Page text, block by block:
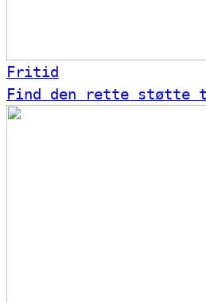
Fritid
Find den rette